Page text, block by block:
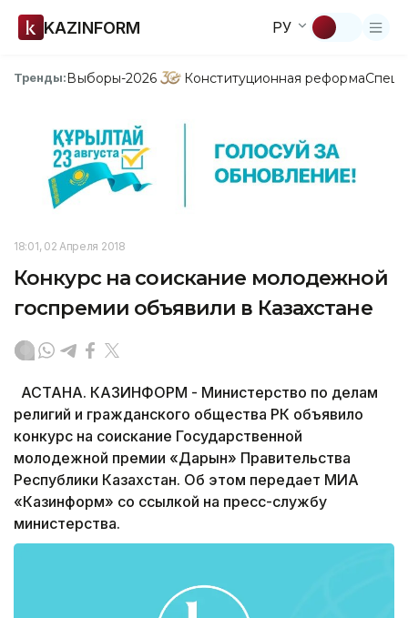
KAZINFORM РУ
Тренды:Выборы-2026 Конституционная реформа
18:01, 02 Апреля 2018
Конкурс на соискание молодежной
госпремии объявили в Казахстане
АСТАНА. КАЗИНФОРМ - Министерство по делам
религий и гражданского общества РК объявило
конкурс на соискание Государственной
молодежной премии «Дарын» Правительства
Республики Казахстан. Об этом передает МИА
«Казинформ» со ссылкой на пресс-службу
министерства.